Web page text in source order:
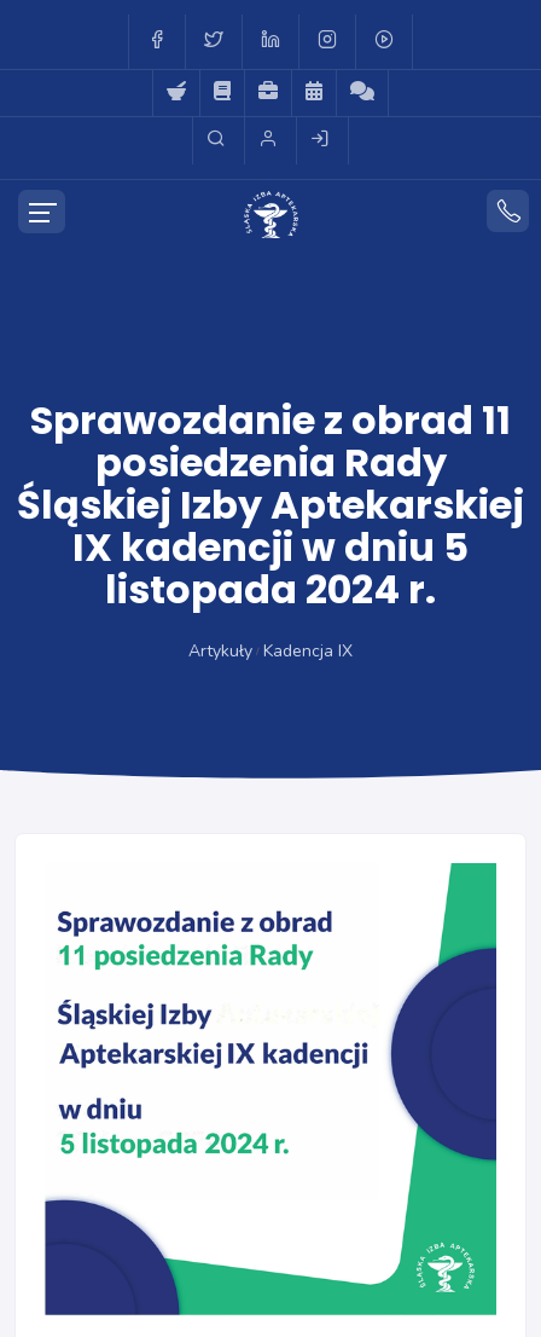
Sprawozdanie z obrad 11
posiedzenia Rady
Śląskiej Izby Aptekarskiej
IX kadencji w dniu 5
listopada 2024 r.
Artykuły Kadencja IX